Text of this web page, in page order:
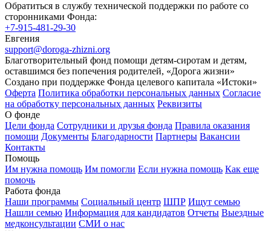
Обратиться в службу технической поддержки по работе со
сторонниками Фонда:
+7-915-481-29-30
Евгения
support@doroga-zhizni.org
Благотворительный фонд помощи детям-сиротам и детям,
оставшимся без попечения родителей, «Дорога жизни»
Создано при поддержке Фонда целевого капитала «Истоки»
Оферта Политика обработки персональных данных Согласие
на обработку персональных данных Реквизиты
О фонде
Цели фонда Сотрудники и друзья фонда Правила оказания
помощи Документы Благодарности Партнеры Вакансии
Контакты
Помощь
Им нужна помощь Им помогли Если нужна помощь Как еще
помочь
Работа фонда
Наши программы Социальный центр ШПР Ищут семью
Нашли семью Информация для кандидатов Отчеты Выездные
медконсультации СМИ о нас